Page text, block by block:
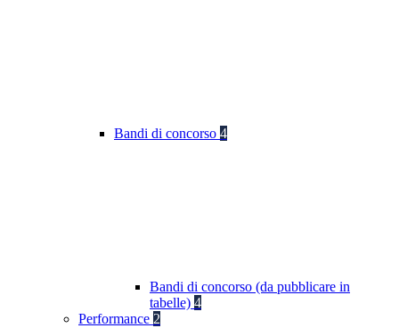
Bandi di concorso 4
Bandi di concorso (da pubblicare in
tabelle) 4
Performance 2